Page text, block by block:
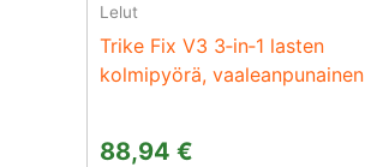
Lelut
Trike Fix V3 3‑in‑1 lasten
kolmipyörä, vaaleanpunainen
88,94 €